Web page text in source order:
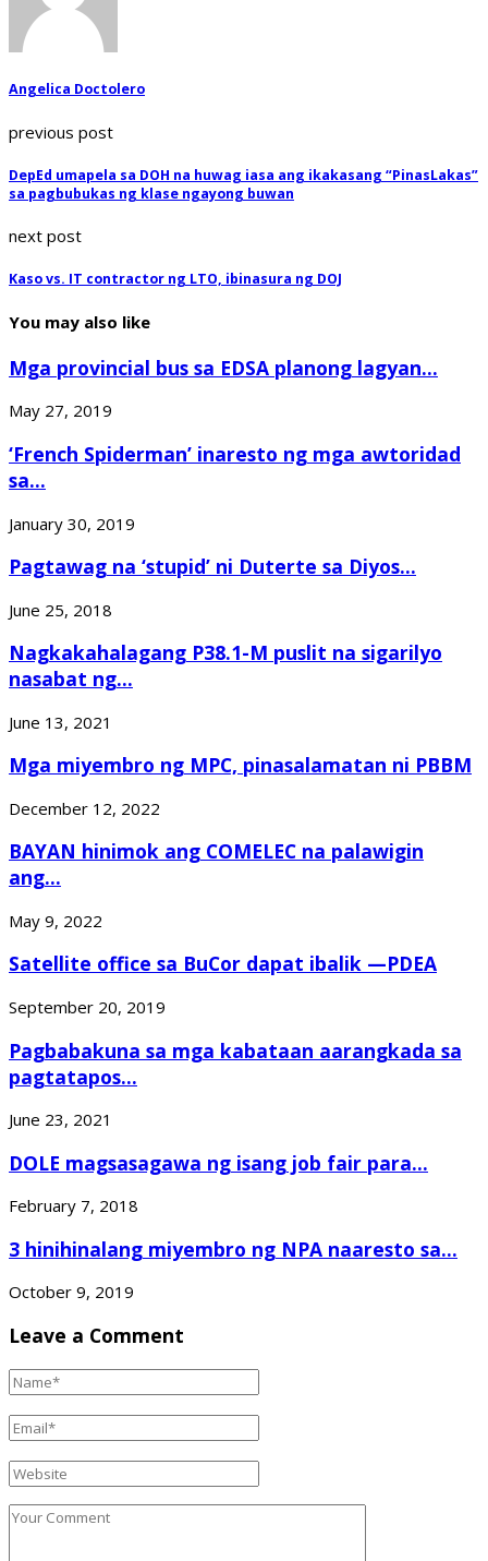
Angelica Doctolero
previous post
DepEd umapela sa DOH na huwag iasa ang ikakasang “PinasLakas”
sa pagbubukas ng klase ngayong buwan
next post
Kaso vs. IT contractor ng LTO, ibinasura ng DOJ
You may also like
Mga provincial bus sa EDSA planong lagyan...
May 27, 2019
‘French Spiderman’ inaresto ng mga awtoridad
sa...
January 30, 2019
Pagtawag na ‘stupid’ ni Duterte sa Diyos...
June 25, 2018
Nagkakahalagang P38.1-M puslit na sigarilyo
nasabat ng...
June 13, 2021
Mga miyembro ng MPC, pinasalamatan ni PBBM
December 12, 2022
BAYAN hinimok ang COMELEC na palawigin
ang...
May 9, 2022
Satellite office sa BuCor dapat ibalik —PDEA
September 20, 2019
Pagbabakuna sa mga kabataan aarangkada sa
pagtatapos...
June 23, 2021
DOLE magsasagawa ng isang job fair para...
February 7, 2018
3 hinihinalang miyembro ng NPA naaresto sa...
October 9, 2019
Leave a Comment